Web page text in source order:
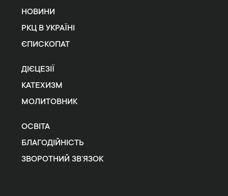
НОВИНИ
РКЦ В УКРАЇНІ
ЄПИСКОПАТ
ДІЄЦЕЗІЇ
КАТЕХИЗМ
МОЛИТОВНИК
ОСВІТА
БЛАГОДІЙНІСТЬ
ЗВОРОТНИЙ ЗВ’ЯЗОК